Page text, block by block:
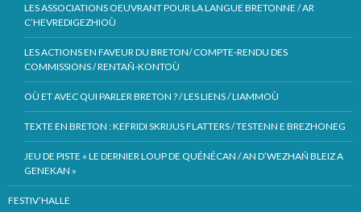
LES ASSOCIATIONS OEUVRANT POUR LA LANGUE BRETONNE / AR
C’HEVREDIGEZHIOÙ
LES ACTIONS EN FAVEUR DU BRETON/ COMPTE-RENDU DES
COMMISSIONS / RENTAÑ-KONTOÙ
OÙ ET AVEC QUI PARLER BRETON ? / LES LIENS / LIAMMOÙ
TEXTE EN BRETON : KEFRIDI SKRIJUS FLATTERS / TESTENN E BREZHONEG
JEU DE PISTE « LE DERNIER LOUP DE QUÉNÉCAN / AN D’WEZHAÑ BLEIZ A
GENEKAN »
FESTIV’HALLE